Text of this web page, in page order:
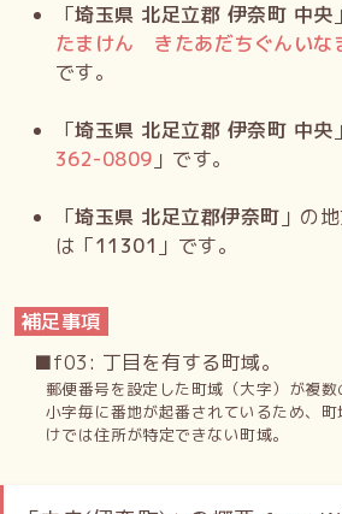
「埼玉県 北足立郡 伊奈町 中央
たまけん きたあだちぐんい
です。
「埼玉県 北足立郡 伊奈町 中央
362-0809 」です。
「埼玉県 北足立郡伊奈町 」の
は「11301 」です。
補足事項
■f03: 丁目を有する町域。
郵便番号を設定した町域（大字）が複
小字毎に番地が起番されているため、
けでは住所が特定できない町域。